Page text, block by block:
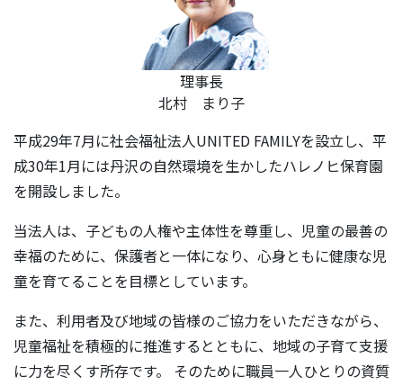
理事長
北村 まり子
平成29年7月に社会福祉法人UNITED FAMILYを設立し、平
成30年1月には丹沢の自然環境を生かしたハレノヒ保育園
を開設しました。
当法人は、子どもの人権や主体性を尊重し、児童の最善の
幸福のために、保護者と一体になり、心身ともに健康な児
童を育てることを目標としています。
また、利用者及び地域の皆様のご協力をいただきながら、
児童福祉を積極的に推進するとともに、地域の子育て支援
に力を尽くす所存です。 そのために職員一人ひとりの資質